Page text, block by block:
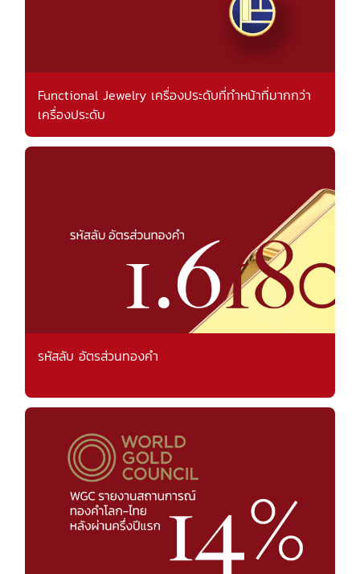
Functional Jewelry เครื่องประดับที่ทำหน้าที่มากกว่า
เครื่องประดับ
รหัสลับ อัตรส่วนทองคำ